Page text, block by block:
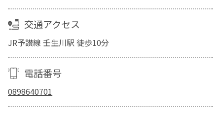
交通アクセス
JR予讃線 壬生川駅 徒歩10分
電話番号
0898640701